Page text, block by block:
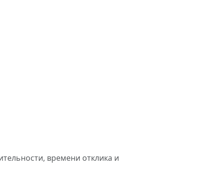
времени отклика и